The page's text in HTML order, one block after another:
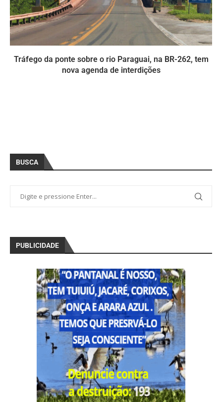
Tráfego da ponte sobre o rio Paraguai, na BR-262, tem
nova agenda de interdições
BUSCA
PUBLICIDADE